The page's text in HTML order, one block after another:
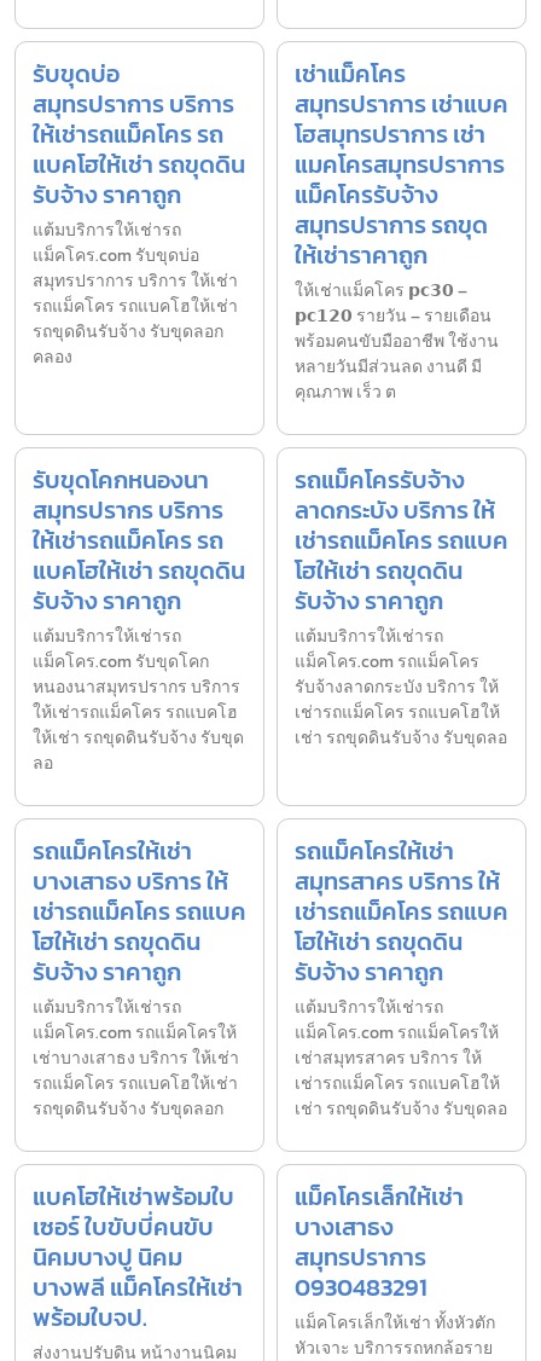
รับขุดบ่อ
สมุทรปราการ บริการ
ให้เช่ารถแม็คโคร รถ
แบคโฮให้เช่า รถขุดดิน
รับจ้าง ราคาถูก
แต้มบริการให้เช่ารถ
แม็คโคร.com รับขุดบ่อ
สมุทรปราการ บริการ ให้เช่า
รถแม็คโคร รถแบคโฮให้เช่า
รถขุดดินรับจ้าง รับขุดลอก
คลอง
เช่าแม็คโคร
สมุทรปราการ เช่าแบค
โฮสมุทรปราการ เช่า
แมคโครสมุทรปราการ
แม็คโครรับจ้าง
สมุทรปราการ รถขุด
ให้เช่าราคาถูก
ให้เช่าแม็คโคร 𝗽𝗰𝟯𝟬 –
𝗽𝗰𝟭𝟮𝟬 รายวัน – รายเดือน
พร้อมคนขับมืออาชีพ ใช้งาน
หลายวันมีส่วนลด งานดี มี
คุณภาพ เร็ว ต
รับขุดโคกหนองนา
สมุทรปรากร บริการ
ให้เช่ารถแม็คโคร รถ
แบคโฮให้เช่า รถขุดดิน
รับจ้าง ราคาถูก
แต้มบริการให้เช่ารถ
แม็คโคร.com รับขุดโคก
หนองนาสมุทรปรากร บริการ
ให้เช่ารถแม็คโคร รถแบคโฮ
ให้เช่า รถขุดดินรับจ้าง รับขุด
ลอ
รถแม็คโครรับจ้าง
ลาดกระบัง บริการ ให้
เช่ารถแม็คโคร รถแบค
โฮให้เช่า รถขุดดิน
รับจ้าง ราคาถูก
แต้มบริการให้เช่ารถ
แม็คโคร.com รถแม็คโคร
รับจ้างลาดกระบัง บริการ ให้
เช่ารถแม็คโคร รถแบคโฮให้
เช่า รถขุดดินรับจ้าง รับขุดลอ
รถแม็คโครให้เช่า
บางเสาธง บริการ ให้
เช่ารถแม็คโคร รถแบค
โฮให้เช่า รถขุดดิน
รับจ้าง ราคาถูก
แต้มบริการให้เช่ารถ
แม็คโคร.com รถแม็คโครให้
เช่าบางเสาธง บริการ ให้เช่า
รถแม็คโคร รถแบคโฮให้เช่า
รถขุดดินรับจ้าง รับขุดลอก
รถแม็คโครให้เช่า
สมุทรสาคร บริการ ให้
เช่ารถแม็คโคร รถแบค
โฮให้เช่า รถขุดดิน
รับจ้าง ราคาถูก
แต้มบริการให้เช่ารถ
แม็คโคร.com รถแม็คโครให้
เช่าสมุทรสาคร บริการ ให้
เช่ารถแม็คโคร รถแบคโฮให้
เช่า รถขุดดินรับจ้าง รับขุดลอ
แบคโฮให้เช่าพร้อมใบ
เซอร์ ใบขับบี่คนขับ
นิคมบางปู นิคม
บางพลี แม็คโครให้เช่า
พร้อมใบจป.
ส่งงานปรับดิน หน้างานนิคม
แม็คโครเล็กให้เช่า
บางเสาธง
สมุทรปราการ
0930483291
แม็คโครเล็กให้เช่า ทั้งหัวตัก
หัวเจาะ บริการรถหกล้อราย